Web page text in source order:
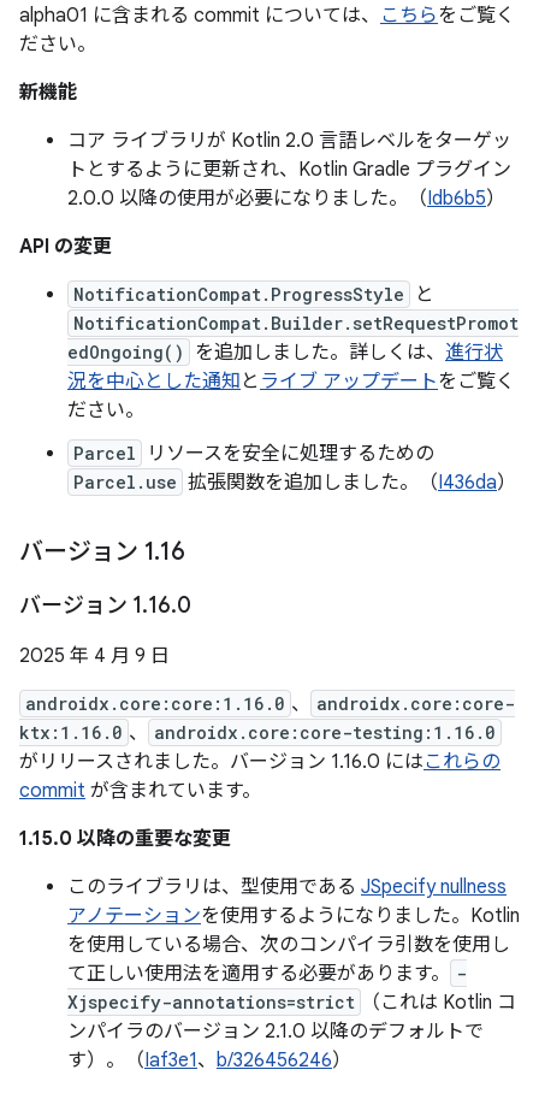
alpha01 に含まれる commit については、 こちらをご覧く
ださい。
新機能
コア ライブラリが Kotlin 2.0 言語レベルをターゲッ
トとするように更新され、Kotlin Gradle プラグイン
2.0.0 以降の使用が必要になりました。（Idb6b5）
API の変更
NotificationCompat.ProgressStyle と
NotificationCompat.Builder.setRequestPromot
edOngoing()
を追加しました。詳しくは、 進行状
況を中心とした通知 と ライブ アップデートをご覧く
ださい。
Parcel リソースを安全に処理するための
Parcel.use 拡張関数を追加しました。（I436da）
バージョン 1.16
バージョン 1.16.0
2025 年 4 月 9 日
androidx.core:core:1.16.0 、
androidx.core:core-
ktx:1.16.0 、 androidx.core:core-testing:1.16.0
がリリースされました。バージョン 1.16.0 にはこれらの
commit が含まれています。
1.15.0 以降の重要な変更
このライブラリは、型使用である JSpecify nullness
アノテーションを使用するようになりました。Kotlin
を使用している場合、次のコンパイラ引数を使用し
て正しい使用法を適用する必要があります。
-
Xjspecify-annotations=strict
（これは Kotlin コ
ンパイラのバージョン 2.1.0 以降のデフォルトで
す）。（Iaf3e1、 b/326456246）